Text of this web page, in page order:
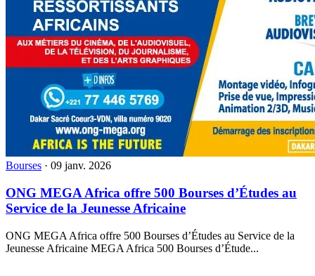
Bourses · 09 janv. 2026
ONG MEGA Africa offre 500 Bourses d’Études au
Service de la Jeunesse Africaine
ONG MEGA Africa offre 500 Bourses d’Études au Service de la
Jeunesse Africaine MEGA Africa 500 Bourses d’Étude...